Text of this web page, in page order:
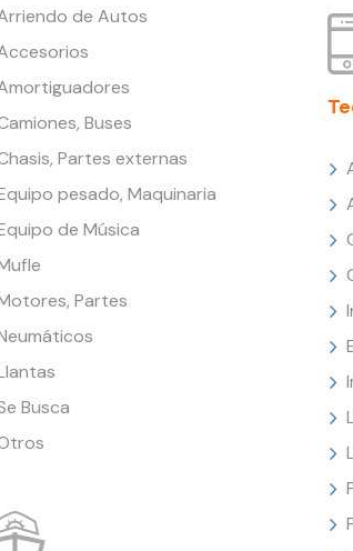
de Autos
Buses
Partes externas
pesado, Maquinaria
de Música
Partes
Busca